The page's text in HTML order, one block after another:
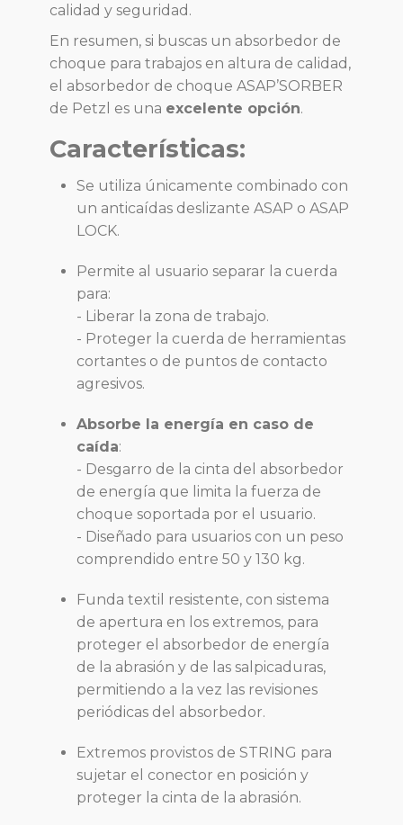
calidad y seguridad.
En resumen, si buscas un absorbedor de
choque para trabajos en altura de calidad,
el absorbedor de choque ASAP’SORBER
de Petzl es una excelente opción.
Características:
Se utiliza únicamente combinado con
un anticaídas deslizante ASAP o ASAP
LOCK.
Permite al usuario separar la cuerda
para:
- Liberar la zona de trabajo.
- Proteger la cuerda de herramientas
cortantes o de puntos de contacto
agresivos.
Absorbe la energía en caso de
caída:
- Desgarro de la cinta del absorbedor
de energía que limita la fuerza de
choque soportada por el usuario.
- Diseñado para usuarios con un peso
comprendido entre 50 y 130 kg.
Funda textil resistente, con sistema
de apertura en los extremos, para
proteger el absorbedor de energía
de la abrasión y de las salpicaduras,
permitiendo a la vez las revisiones
periódicas del absorbedor.
Extremos provistos de STRING para
sujetar el conector en posición y
proteger la cinta de la abrasión.